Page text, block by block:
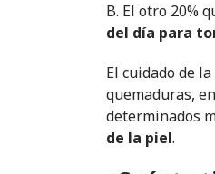
B. El otro 20%
del día para
El cuidado de
quemaduras,
determinados
de la piel.